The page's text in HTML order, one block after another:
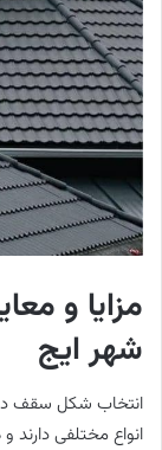
مزایا و
شهر ایج
انتخاب شکل سقف
انواع مختلفی